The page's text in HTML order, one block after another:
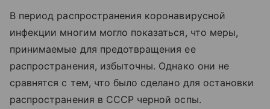
В период распространения коронавирусной
инфекции многим могло показаться, что меры,
принимаемые для предотвращения ее
распространения, избыточны. Однако они не
сравнятся с тем, что было сделано для остановки
распространения в СССР черной оспы.